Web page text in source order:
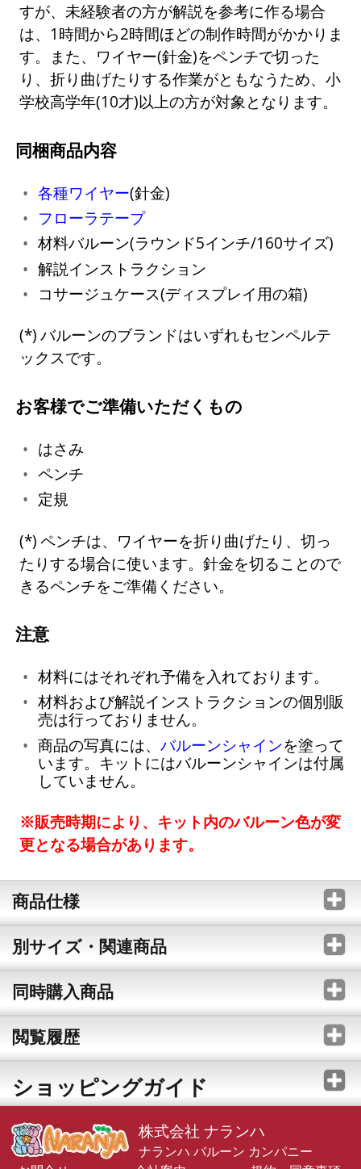
すが、未経験者の方が解説を参考に作る場合
は、1時間から2時間ほどの制作時間がかかりま
す。また、ワイヤー(針金)をペンチで切った
り、折り曲げたりする作業がともなうため、小
学校高学年(10才)以上の方が対象となります。
同梱商品内容
各種ワイヤー(針金)
フローラテープ
材料バルーン(ラウンド5インチ/160サイズ)
解説インストラクション
コサージュケース(ディスプレイ用の箱)
バルーンのブランドはいずれもセンペルテ
ックスです。
お客様でご準備いただくもの
はさみ
ペンチ
定規
ペンチは、ワイヤーを折り曲げたり、切っ
たりする場合に使います。針金を切ることので
きるペンチをご準備ください。
注意
材料にはそれぞれ予備を入れております。
材料および解説インストラクションの個別販
売は行っておりません。
商品の写真には、 バルーンシャインを塗って
います。キットにはバルーンシャインは付属
していません。
※販売時期により、キット内のバルーン色が変
更となる場合があります。
商品仕様
別サイズ・関連商品
同時購入商品
閲覧履歴
ショッピングガイド
株式会社 ナランハ
ナランハ バルーン カンパニー